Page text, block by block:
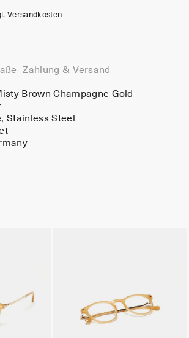
Versandkosten
Zahlung & Versand
Brown Champagne Gold
, Stainless Steel